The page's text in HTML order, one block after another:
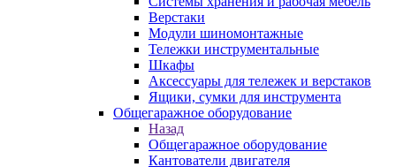
Верстаки
Модули шиномонтажные
Тележки инструментальные
Шкафы
Аксессуары для тележек и верстаков
Ящики, сумки для инструмента
Общегаражное оборудование
Назад
Общегаражное оборудование
Кантователи двигателя